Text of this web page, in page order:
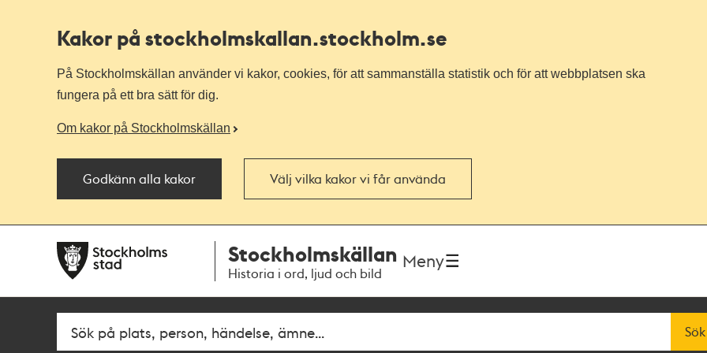
Kakor på stockholmskallan.stockholm.se
På Stockholmskällan använder vi kakor, cookies, för att sammanställa statistik och för att webbplatsen ska
fungera på ett bra sätt för dig.
Om kakor på Stockholmskällan
Godkänn alla kakor Välj vilka kakor vi får använda
navigationen
huvudinnehållet
Stockholmskällan
Historia i ord, ljud och bild
Meny
Fritextsök Sök